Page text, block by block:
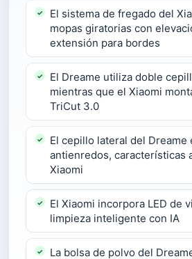
El sistema de fregado del
mopas giratorias con
extensión para bordes
El Dreame utiliza doble
mientras que el Xiaomi
TriCut 3.0
El cepillo lateral del Dreame
antienredos, características
Xiaomi
El Xiaomi incorpora LED de
limpieza inteligente con IA
La bolsa de polvo del